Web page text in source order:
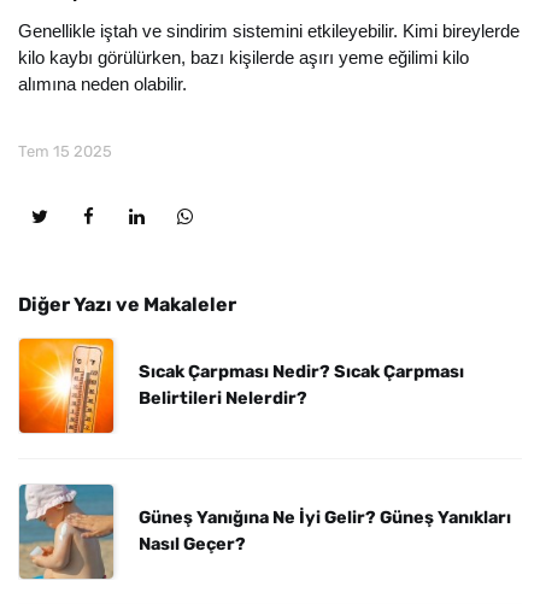
Genellikle iştah ve sindirim sistemini etkileyebilir. Kimi bireylerde
kilo kaybı görülürken, bazı kişilerde aşırı yeme eğilimi kilo
alımına neden olabilir.
Tem 15 2025
Diğer Yazı ve Makaleler
Sıcak Çarpması Nedir? Sıcak Çarpması
Belirtileri Nelerdir?
Güneş Yanığına Ne İyi Gelir? Güneş Yanıkları
Nasıl Geçer?